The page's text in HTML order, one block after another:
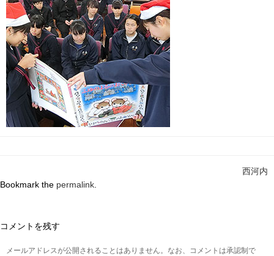
西河内
Bookmark the permalink
コメントを残す
メールアドレスが公開されることはありません。なお、コメントは承認制で